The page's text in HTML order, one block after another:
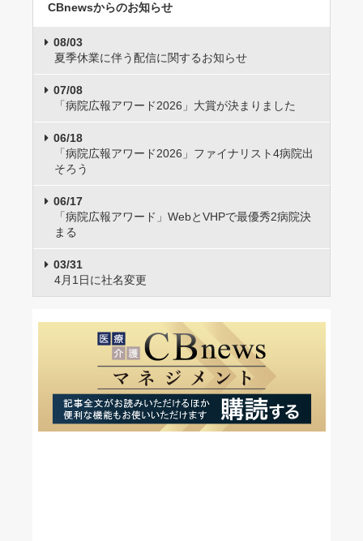
CBnewsからのお知らせ
08/03
夏季休業に伴う配信に関するお知らせ
07/08
「病院広報アワード2026」大賞が決まりました
06/18
「病院広報アワード2026」ファイナリスト4病院出
そろう
06/17
「病院広報アワード」WebとVHPで最優秀2病院決
まる
03/31
4月1日に社名変更